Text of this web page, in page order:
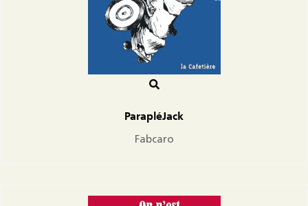
ParapléJack
Fabcaro